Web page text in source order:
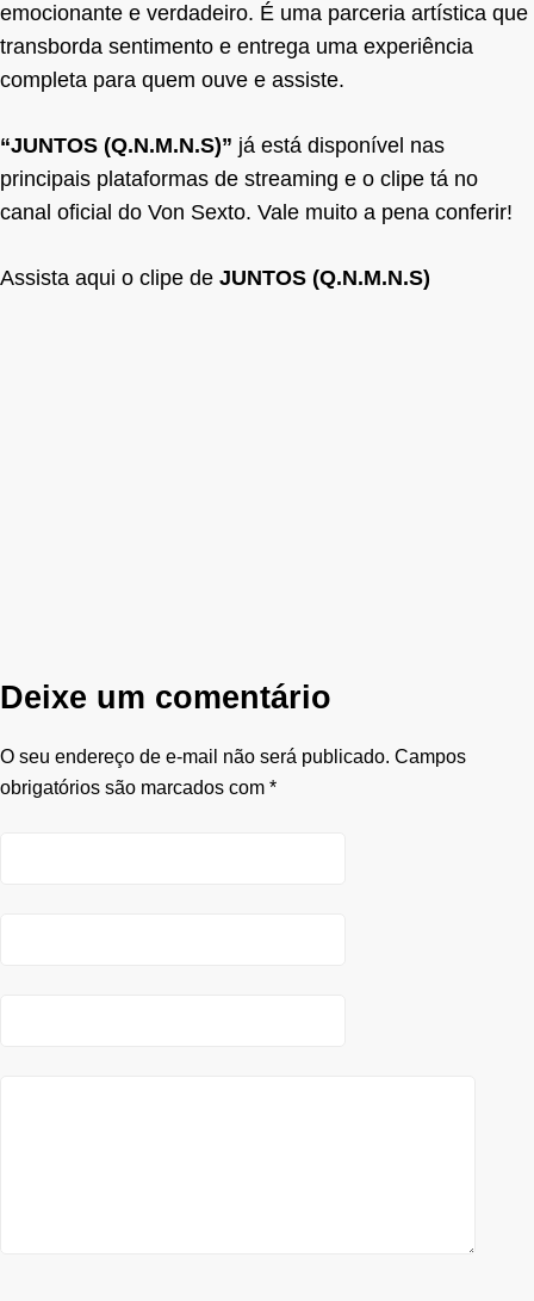
emocionante e verdadeiro. É uma parceria artística que
transborda sentimento e entrega uma experiência
completa para quem ouve e assiste.
“JUNTOS (Q.N.M.N.S)” já está disponível nas
principais plataformas de streaming e o clipe tá no
canal oficial do Von Sexto. Vale muito a pena conferir!
Assista aqui o clipe de JUNTOS (Q.N.M.N.S)
Deixe um comentário
O seu endereço de e-mail não será publicado. Campos
obrigatórios são marcados com *